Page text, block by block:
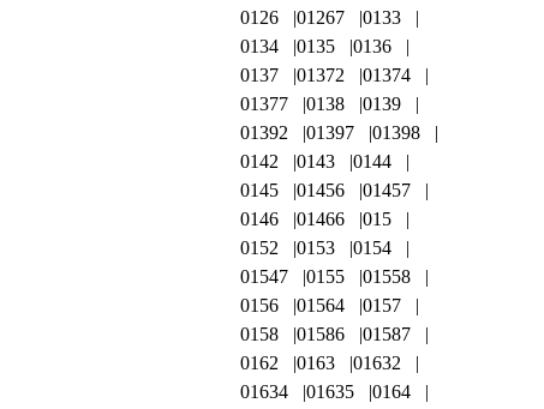
0126
01267
0133
0134
0135
0136
0137
01372
01374
01377
0138
0139
01392
01397
01398
0142
0143
0144
0145
01456
01457
0146
01466
015
0152
0153
0154
01547
0155
01558
0156
01564
0157
0158
01586
01587
0162
0163
01632
01634
01635
0164